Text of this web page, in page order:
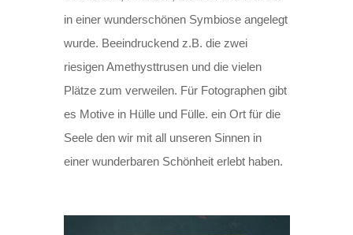
in einer wunderschönen Symbiose angelegt
wurde. Beeindruckend z.B. die zwei
riesigen Amethysttrusen und die vielen
Plätze zum verweilen. Für Fotographen gibt
es Motive in Hülle und Fülle. ein Ort für die
Seele den wir mit all unseren Sinnen in
einer wunderbaren Schönheit erlebt haben.